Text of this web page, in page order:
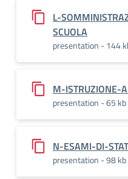
L-
SCUOLA
presentation - 144
M-ISTRUZIONE-
presentation - 65 kb
N-ESAMI-DI-
presentation - 98 kb